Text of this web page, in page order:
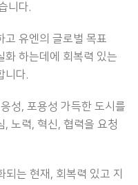
니다.
고 유엔의 글로벌 목표
화 하는데에 회복력 있는
니다.
성, 포용성 가득한 도시를
, 노력, 혁신, 협력을 요청
는 현재, 회복력 있고 지